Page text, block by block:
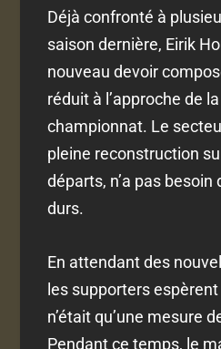
Déjà confronté à
saison dernière, Eirik
nouveau devoir
réduit à l’approche de
championnat. Le
pleine reconstruction
départs, n’a pas
durs.
En attendant des
les supporters
n’était qu’une mesure
Pendant ce temps, le